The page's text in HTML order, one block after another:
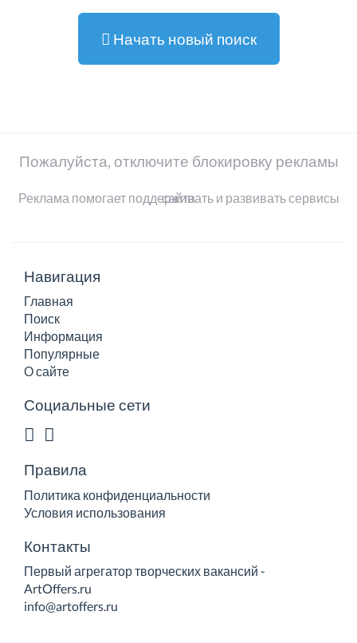
Начать новый поиск
Пожалуйста, отключите блокировку рекламы
Реклама помогает поддерживать и развивать сервисы сайта
Навигация
Главная
Поиск
Информация
Популярные
О сайте
Социальные сети
Правила
Политика конфиденциальности
Условия использования
Контакты
Первый агрегатор творческих вакансий -
ArtOffers.ru
info@artoffers.ru